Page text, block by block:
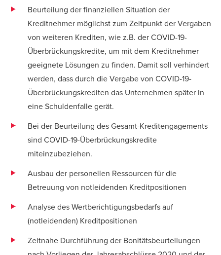
Beurteilung der finanziellen Situation der
Kreditnehmer möglichst zum Zeitpunkt der Vergaben
von weiteren Krediten, wie z.B. der COVID-19-
Überbrückungskredite, um mit dem Kreditnehmer
geeignete Lösungen zu finden. Damit soll verhindert
werden, dass durch die Vergabe von COVID-19-
Überbrückungskrediten das Unternehmen später in
eine Schuldenfalle gerät.
Bei der Beurteilung des Gesamt-Kreditengagements
sind COVID-19-Überbrückungskredite
miteinzubeziehen.
Ausbau der personellen Ressourcen für die
Betreuung von notleidenden Kreditpositionen
Analyse des Wertberichtigungsbedarfs auf
(notleidenden) Kreditpositionen
Zeitnahe Durchführung der Bonitätsbeurteilungen